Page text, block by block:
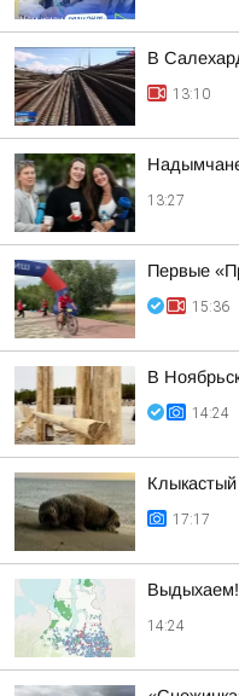
В
13:10
13:27
Первые
15:36
В
14:24
17:17
Выдыхаем!
14:24